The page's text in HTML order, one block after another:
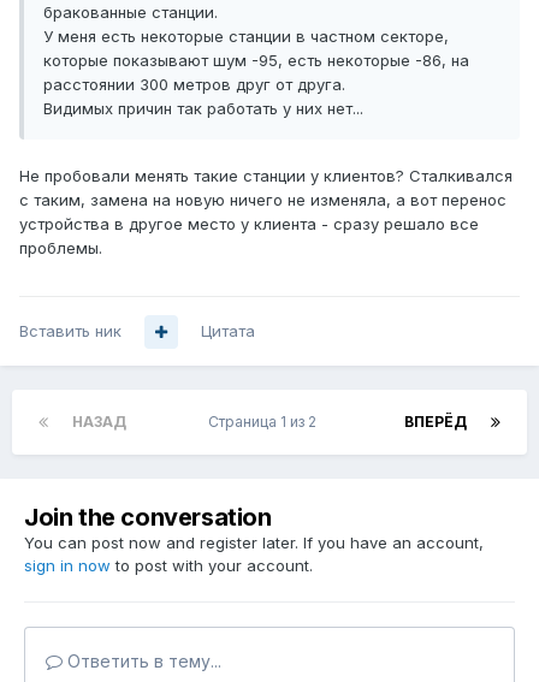
бракованные станции.
У меня есть некоторые станции в частном секторе,
которые показывают шум -95, есть некоторые -86, на
расстоянии 300 метров друг от друга.
Видимых причин так работать у них нет...
Не пробовали менять такие станции у клиентов? Сталкивался
с таким, замена на новую ничего не изменяла, а вот перенос
устройства в другое место у клиента - сразу решало все
проблемы.
Вставить ник Цитата
НАЗАД ВПЕРЁД
Страница 1 из 2
Join the conversation
You can post now and register later. If you have an account,
sign in now to post with your account.
Ответить в тему...